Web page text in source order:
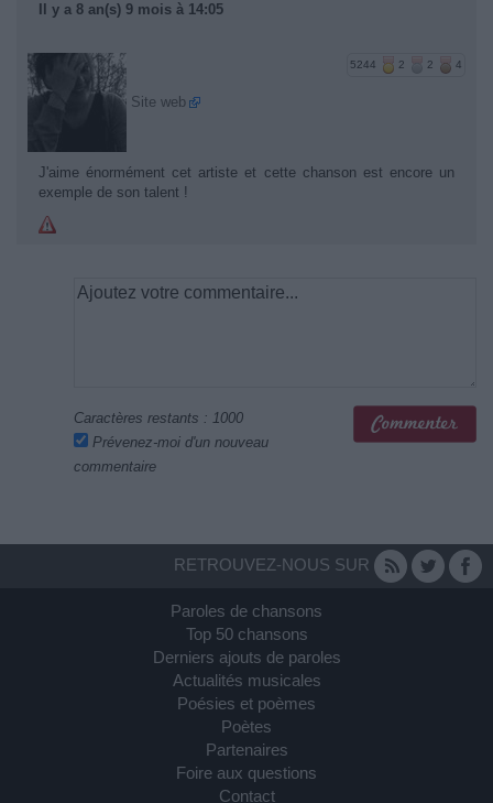
Il y a 8 an(s) 9 mois à 14:05
5244 2 2 4
Site web
J'aime énormément cet artiste et cette chanson est encore un
exemple de son talent !
Caractères restants : 1000
Prévenez-moi d'un nouveau
commentaire
RETROUVEZ-NOUS SUR
Paroles de chansons
Top 50 chansons
Derniers ajouts de paroles
Actualités musicales
Poésies et poèmes
Poètes
Partenaires
Foire aux questions
Contact